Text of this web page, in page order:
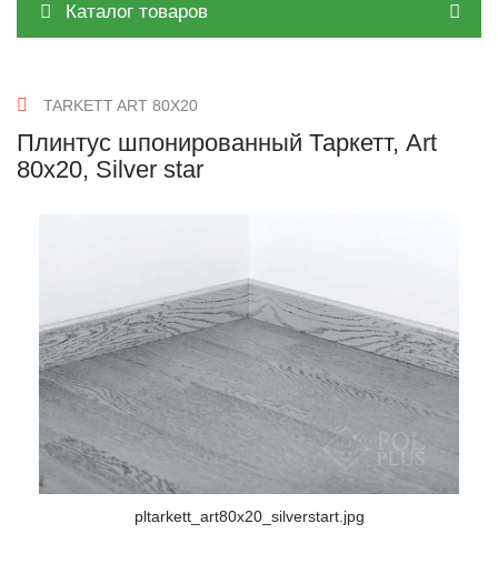
Каталог товаров
TARKETT ART 80X20
Плинтус шпонированный Таркетт, Art
80x20, Silver star
pltarkett_art80x20_silverstart.jpg